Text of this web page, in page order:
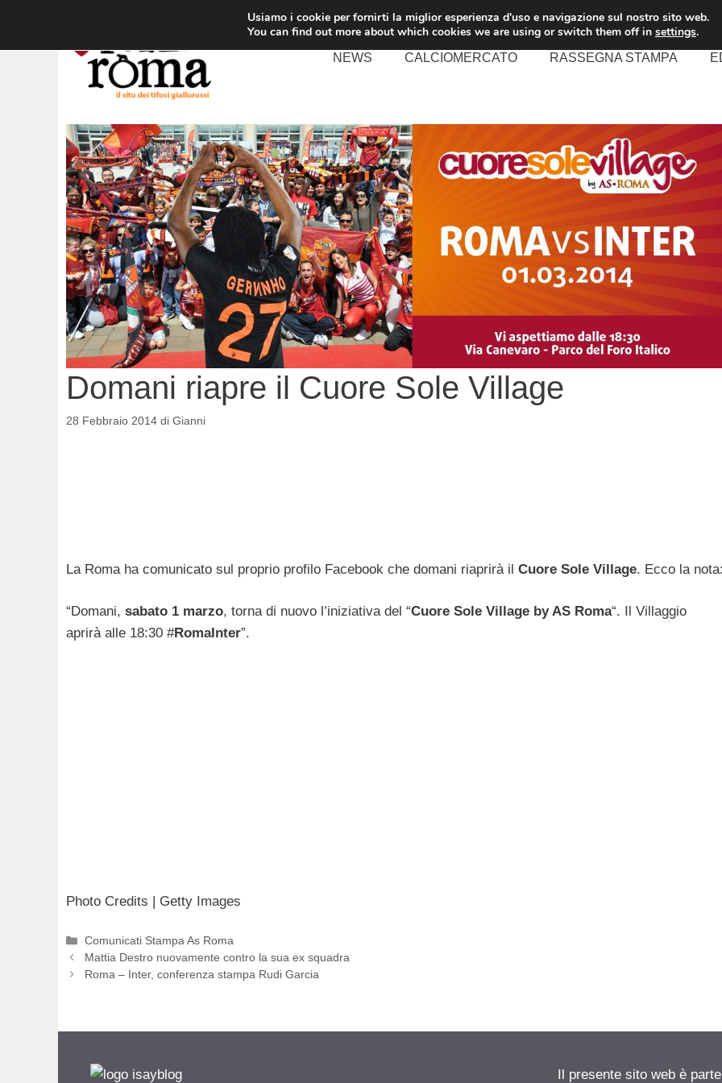
contenuto
NEWS CALCIOMERCATO RASSEGNA STAMPA
Domani riapre il Cuore Sole Village
28 Febbraio 2014 di Gianni
La Roma ha comunicato sul proprio profilo Facebook che domani riaprirà il Cuore Sole Village. Ecco la nota:
“Domani, sabato 1 marzo, torna di nuovo l’iniziativa del “Cuore Sole Village by AS Roma“. Il Villaggio
aprirà alle 18:30 ‪#‎RomaInter‬”.
Photo Credits | Getty Images
Categorie
Comunicati Stampa As Roma
Mattia Destro nuovamente contro la sua ex squadra
Roma – Inter, conferenza stampa Rudi Garcia
Il presente sito web è
Usiamo i cookie per fornirti la miglior esperienza d'uso e navigazione sul nostro sito web.
You can find out more about which cookies we are using or switch them off in settings.